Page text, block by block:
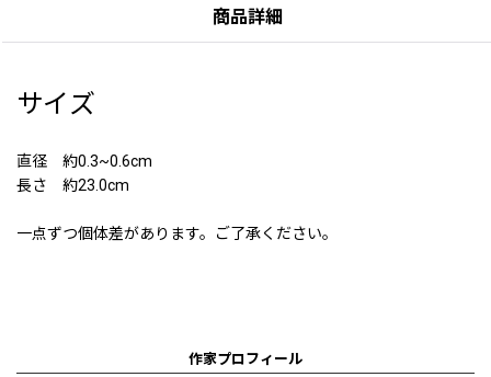
商品詳細
サイズ
直径 約0.3~0.6cm
長さ 約23.0cm
一点ずつ個体差があります。ご了承ください。
作家プロフィール